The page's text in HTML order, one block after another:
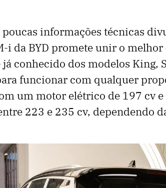
informações técnicas
i da BYD promete unir o
conhecido dos modelos King,
funcionar com qualquer
um motor elétrico de 197 cv
223 e 235 cv, dependendo